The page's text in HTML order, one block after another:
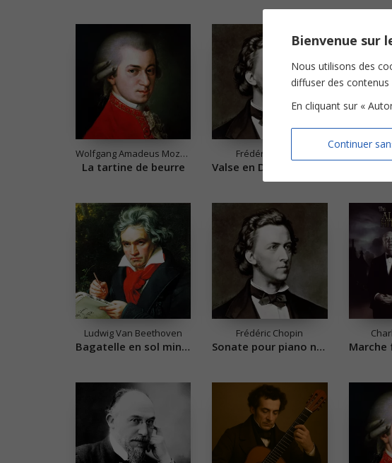
Wolfgang Amadeus Mozart
La tartine de beurre
Frédéric Chopin Georg
Ludwig Van Beethoven
Bagatelle en sol mineur
Frédéric Chopin
Sonate pour piano n° 2 (Marche Funèbre)
Bienvenue sur
Nous utilisons des
diffuser des
En cliquant sur «
Continuer